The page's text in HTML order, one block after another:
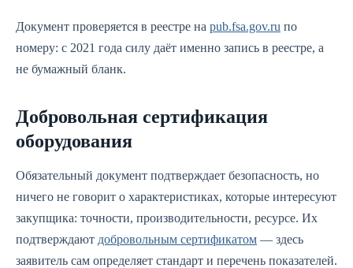
Документ проверяется в реестре на pub.fsa.gov.ru по
номеру: с 2021 года силу даёт именно запись в реестре, а
не бумажный бланк.
Добровольная сертификация
оборудования
Обязательный документ подтверждает безопасность, но
ничего не говорит о характеристиках, которые интересуют
закупщика: точности, производительности, ресурсе. Их
подтверждают добровольным сертификатом — здесь
заявитель сам определяет стандарт и перечень показателей.